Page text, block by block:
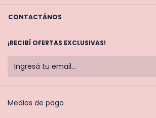
CONTACTÁNOS
¡RECIBÍ OFERTAS EXCLUSIVAS!
Medios de pago